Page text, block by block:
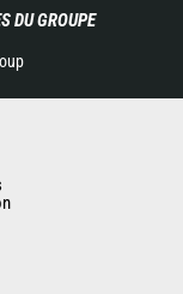
DU GROUPE